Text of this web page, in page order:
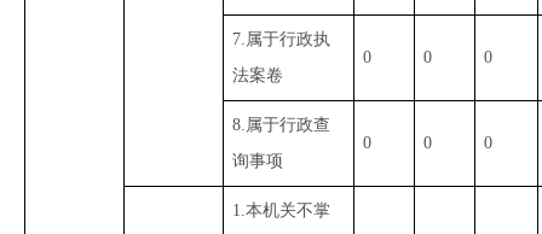
7.属于行政执
法案卷
0 0 0
8.属于行政查
询事项
0 0 0
1.本机关不掌